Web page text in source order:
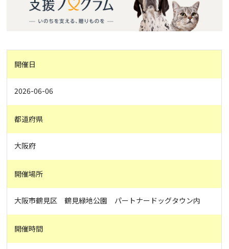
開催日
2026-06-06
都道府県
大阪府
開催場所
大阪市鶴見区 鶴見緑地公園 パートナードッグタウン内
開催時間